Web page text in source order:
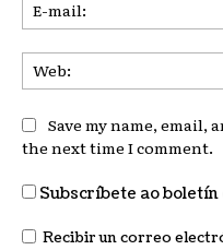
Save my name,
the next time I comment.
Subscríbete ao boletín
Recibir un correo